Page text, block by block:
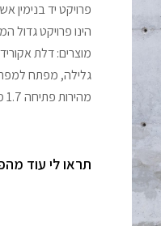
פרויקט יד בנימין
הינו פרויקט
מוצרים: דלת
מהירות פתיחה 1.7 מטר לשנייה, דלתות…
תראו לי עוד